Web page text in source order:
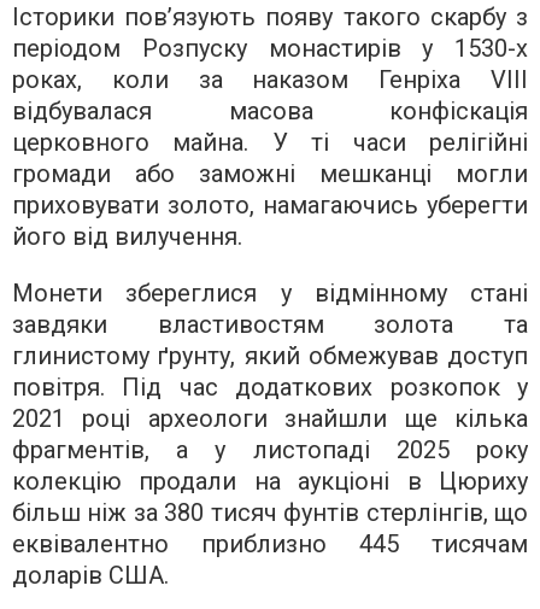
Історики пов’язують появу такого скарбу з
періодом Розпуску монастирів у 1530-х
роках, коли за наказом Генріха VIII
відбувалася масова конфіскація
церковного майна. У ті часи релігійні
громади або заможні мешканці могли
приховувати золото, намагаючись уберегти
його від вилучення.
Монети збереглися у відмінному стані
завдяки властивостям золота та
глинистому ґрунту, який обмежував доступ
повітря. Під час додаткових розкопок у
2021 році археологи знайшли ще кілька
фрагментів, а у листопаді 2025 року
колекцію продали на аукціоні в Цюриху
більш ніж за 380 тисяч фунтів стерлінгів, що
еквівалентно приблизно 445 тисячам
доларів США.